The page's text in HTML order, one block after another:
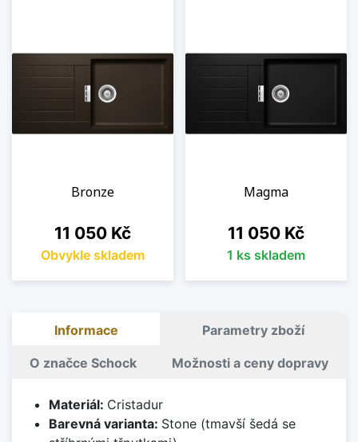
Bronze
Cena
11 050 Kč
Obvykle skladem
Magma
Cena
11 050 Kč
1 ks skladem
Informace Parametry zboží
O značce Schock Možnosti a ceny dopravy
Materiál: Cristadur
Barevná varianta: Stone (tmavší šedá se